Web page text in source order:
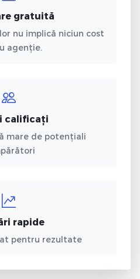
gratuită
nu implică niciun cost
agenție.
calificați
mare de potențiali
rapide
pentru rezultate